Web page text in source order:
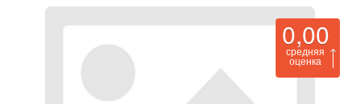
0,00
средняя
оценка